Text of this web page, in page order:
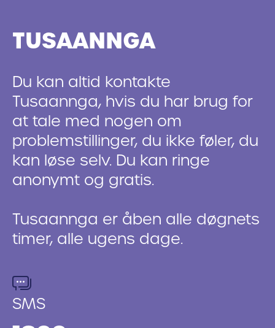
TUSAANNGA
Du kan altid kontakte
Tusaannga, hvis du har brug for
at tale med nogen om
problemstillinger, du ikke føler, du
kan løse selv. Du kan ringe
anonymt og gratis.
Tusaannga er åben alle døgnets
timer, alle ugens dage.
SMS